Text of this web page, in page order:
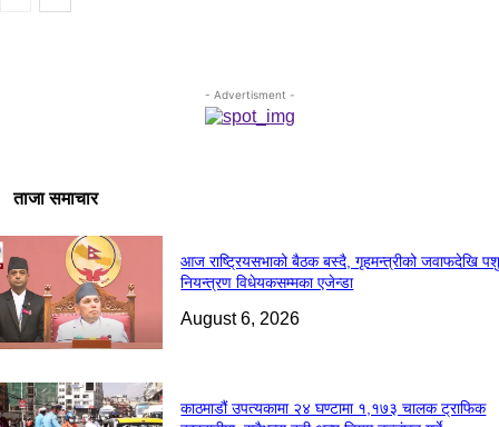
- Advertisment -
ताजा समाचार
आज राष्ट्रियसभाको बैठक बस्दै, गृहमन्त्रीको जवाफदेखि
नियन्त्रण विधेयकसम्मका एजेन्डा
August 6, 2026
काठमाडौं उपत्यकामा २४ घण्टामा १,१७३ चालक ट्राफिक